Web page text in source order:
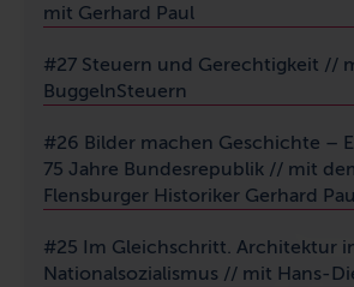
mit Gerhard Paul
#27 Steuern und Gerechtigkeit //
BuggelnSteuern
#26 Bilder machen Geschichte –
75 Jahre Bundesrepublik // mit
Flensburger Historiker Gerhard
#25 Im Gleichschritt. Architektur
Nationalsozialismus // mit Hans-